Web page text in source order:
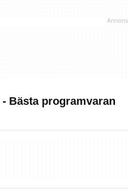
Bästa programvaran